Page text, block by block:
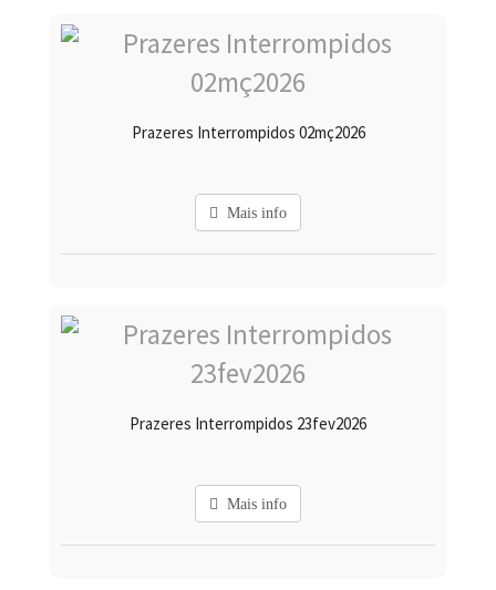
Prazeres Interrompidos 02mç2026
Mais info
Prazeres Interrompidos 23fev2026
Mais info